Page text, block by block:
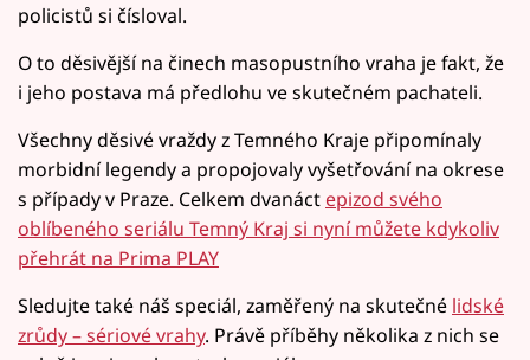
policistů si čísloval.
O to děsivější na činech masopustního vraha je fakt, že
i jeho postava má předlohu ve skutečném pachateli.
Všechny děsivé vraždy z Temného Kraje připomínaly
morbidní legendy a propojovaly vyšetřování na okrese
s případy v Praze. Celkem dvanáct epizod svého
oblíbeného seriálu Temný Kraj si nyní můžete kdykoliv
přehrát na Prima PLAY
Sledujte také náš speciál, zaměřený na skutečné lidské
zrůdy – sériové vrahy. Právě příběhy několika z nich se